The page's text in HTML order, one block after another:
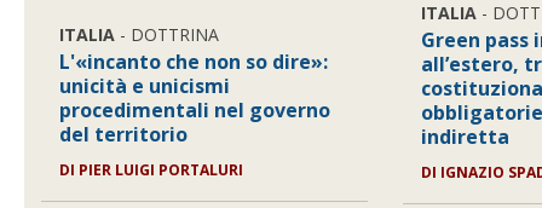
ITALIA - DOTTRINA
L'«incanto che non so dire»:
unicità e unicismi
procedimentali nel governo
del territorio
DI PIER LUIGI PORTALURI
ITALIA -
Green pass
all’estero,
indiretta
DI IGNAZIO